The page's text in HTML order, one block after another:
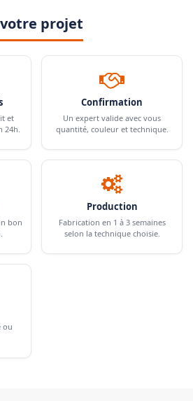
votre projet
et
24h.
Confirmation
Un expert valide avec vous
quantité, couleur et technique.
bon
Production
Fabrication en 1 à 3 semaines
selon la technique choisie.
ou